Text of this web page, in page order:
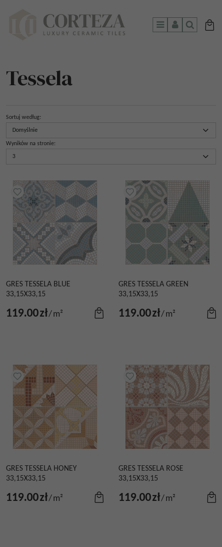
MenuPanelSzukaj
Tessela
Sortuj według:
Wyników na stronie:
GRES TESSELA BLUE
33,15X33,15
119.00zł/m²
GRES TESSELA GREEN
33,15X33,15
119.00zł/m²
GRES TESSELA HONEY
33,15X33,15
119.00zł/m²
GRES TESSELA ROSE
33,15X33,15
119.00zł/m²